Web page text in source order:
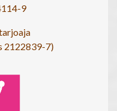
9
2122839-7)